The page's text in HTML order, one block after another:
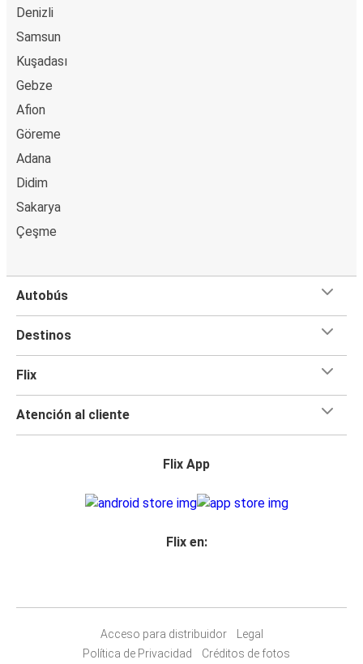
Denizli
Samsun
Kuşadası
Gebze
Afion
Göreme
Adana
Didim
Sakarya
Çeşme
Autobús
Destinos
Flix
Atención al cliente
Flix App
Flix en:
Acceso para distribuidor
Legal
Política de Privacidad
Créditos de fotos